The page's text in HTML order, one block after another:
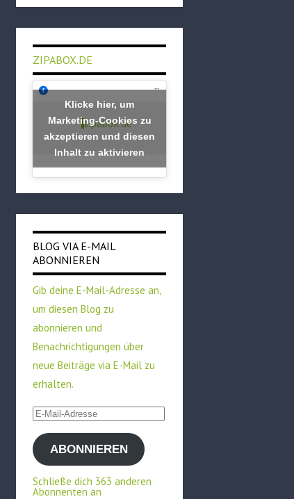
ZIPABOX.DE
zipabox.de
Klicke hier, um
Marketing-Cookies zu
akzeptieren und diesen
Inhalt zu aktivieren
BLOG VIA E-MAIL
ABONNIEREN
Gib deine E-Mail-Adresse an,
um diesen Blog zu
abonnieren und
Benachrichtigungen über
neue Beiträge via E-Mail zu
erhalten.
E-
Mail-
AdresseABONNIEREN
Schließe dich 363 anderen
Abonnenten an